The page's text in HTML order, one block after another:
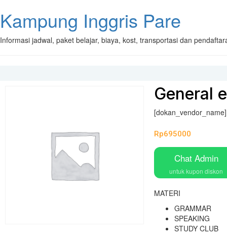
Kampung Inggris Pare
Informasi jadwal, paket belajar, biaya, kost, transportasi dan
General
[dokan_vendor_name]
Rp695000
Chat Admin
untuk kupon diskon
MATERI
GRAMMAR
SPEAKING
STUDY CLUB